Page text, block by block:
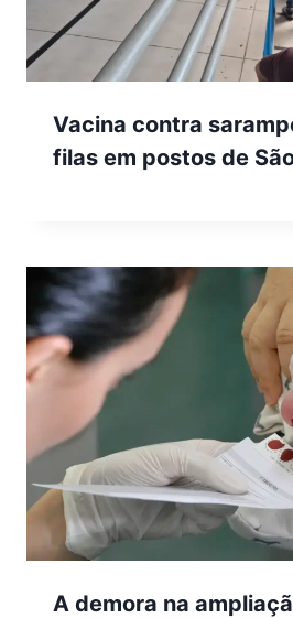
Vacina contra
filas em postos de
A demora na